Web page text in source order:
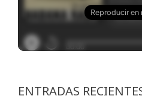
ENTRADAS